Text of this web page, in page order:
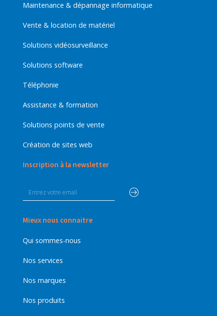
Maintenance & dépannage informatique
Vente & location de matériel
Solutions vidéosurveillance
Solutions software
Téléphonie
Assistance & formation
Solutions points de vente
Création de sites web
Inscription à la newsletter
Mieux nous connaitre
Qui sommes-nous
Nos services
Nos marques
Nos produits